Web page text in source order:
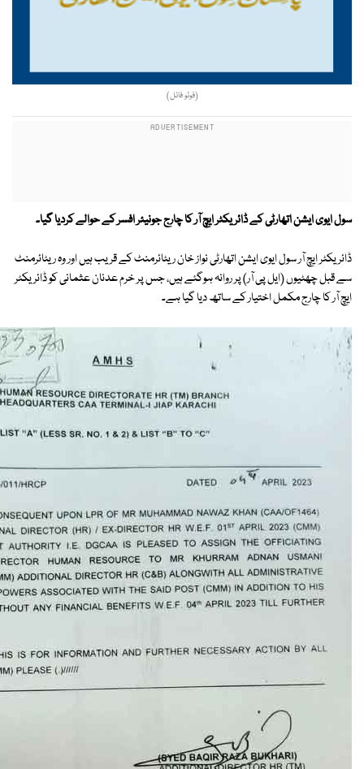
(فوٹو فائل)
سول ایوی ایشن اتھارٹی کے ڈائریکٹر ایچ آر کا چارج جونیئر افسر کے حوالے کردیا گیا۔
ڈائریکٹر ایچ آر سول ایوی ایشن اتھارٹی نواز خان ریٹائرمنٹ کے قریب ہیں اور وہ ریٹائرمنٹ
سے قبل چھٹیوں (ایل پی آر) پر روانہ ہوگئے ہیں، جس پر خرم عدنان عثمانی کو ڈائریکٹر
ایچ آر کا چارج مکمل اختیار کے ساتھ دیا گیا ہے۔